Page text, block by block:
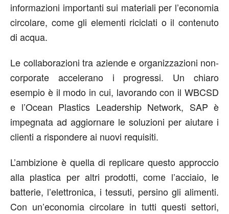
informazioni importanti sui materiali per l’economia
circolare, come gli elementi riciclati o il contenuto
di acqua.
Le collaborazioni tra aziende e organizzazioni non-
corporate accelerano i progressi. Un chiaro
esempio è il modo in cui, lavorando con il WBCSD
e l’Ocean Plastics Leadership Network, SAP è
impegnata ad aggiornare le soluzioni per aiutare i
clienti a rispondere ai nuovi requisiti.
L’ambizione è quella di replicare questo approccio
alla plastica per altri prodotti, come l’acciaio, le
batterie, l’elettronica, i tessuti, persino gli alimenti.
Con un’economia circolare in tutti questi settori,